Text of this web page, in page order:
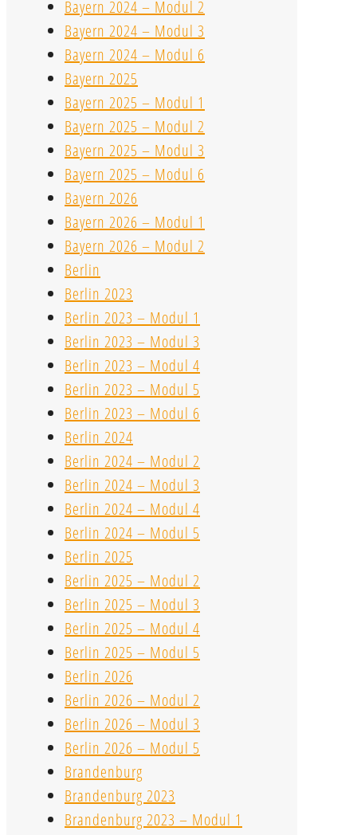
Bayern 2024 – Modul 2
Bayern 2024 – Modul 3
Bayern 2024 – Modul 6
Bayern 2025
Bayern 2025 – Modul 1
Bayern 2025 – Modul 2
Bayern 2025 – Modul 3
Bayern 2025 – Modul 6
Bayern 2026
Bayern 2026 – Modul 1
Bayern 2026 – Modul 2
Berlin
Berlin 2023
Berlin 2023 – Modul 1
Berlin 2023 – Modul 3
Berlin 2023 – Modul 4
Berlin 2023 – Modul 5
Berlin 2023 – Modul 6
Berlin 2024
Berlin 2024 – Modul 2
Berlin 2024 – Modul 3
Berlin 2024 – Modul 4
Berlin 2024 – Modul 5
Berlin 2025
Berlin 2025 – Modul 2
Berlin 2025 – Modul 3
Berlin 2025 – Modul 4
Berlin 2025 – Modul 5
Berlin 2026
Berlin 2026 – Modul 2
Berlin 2026 – Modul 3
Berlin 2026 – Modul 5
Brandenburg
Brandenburg 2023
Brandenburg 2023 – Modul 1